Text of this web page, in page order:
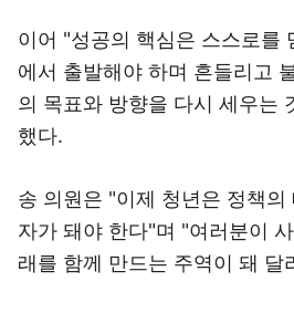
이어 "성공의 핵심은 스스로를
에서 출발해야 하며 흔들리고
의 목표와 방향을 다시 세우는
했다.
송 의원은 "이제 청년은 정책의
자가 돼야 한다"며 "여러분이
래를 함께 만드는 주역이 돼 달